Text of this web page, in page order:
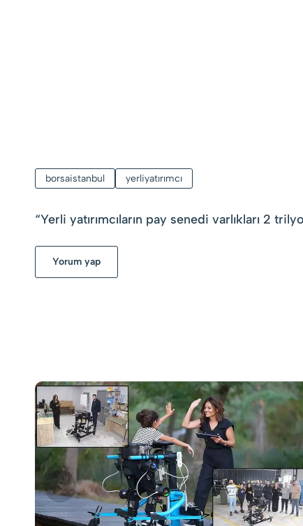
borsaistanbul yerliyatırımcı
“Yerli yatırımcıların pay senedi varlıkları 2
Yorum yap